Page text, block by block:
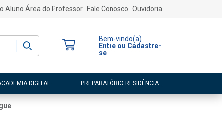
Aluno Área do Professor Fale Conosco Ouvidoria
Bem-vindo(a)
Entre ou Cadastre-
se
DIGITAL PREPARATÓRIO RESIDÊNCIA